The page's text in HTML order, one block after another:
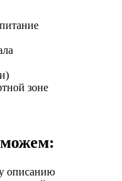
зоне
описанию